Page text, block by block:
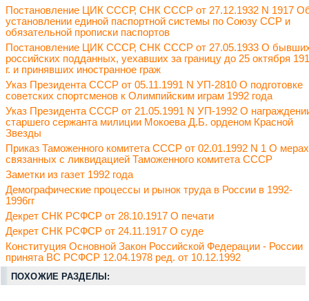
Постановление ЦИК СССР, СНК СССР от 27.12.1932 N 1917
установлении единой паспортной системы по Союзу ССР и
обязательной прописки паспортов
Постановление ЦИК СССР, СНК СССР от 27.05.1933 О
российских подданных, уехавших за границу до 25 октября
г. и принявших иностранное граж
Указ Президента СССР от 05.11.1991 N УП-2810 О подготовке
советских спортсменов к Олимпийским играм 1992 года
Указ Президента СССР от 21.05.1991 N УП-1992 О
старшего сержанта милиции Мокоева Д.Б. орденом Красной
Звезды
Приказ Таможенного комитета СССР от 02.01.1992 N 1 О
связанных с ликвидацией Таможенного комитета СССР
Заметки из газет 1992 года
Демографические процессы и рынок труда в России в 1992-
1996гг
Декрет СНК РСФСР от 28.10.1917 О печати
Декрет СНК РСФСР от 24.11.1917 О суде
Конституция Основной Закон Российской Федерации - России
принята ВС РСФСР 12.04.1978 ред. от 10.12.1992
ПОХОЖИЕ РАЗДЕЛЫ: